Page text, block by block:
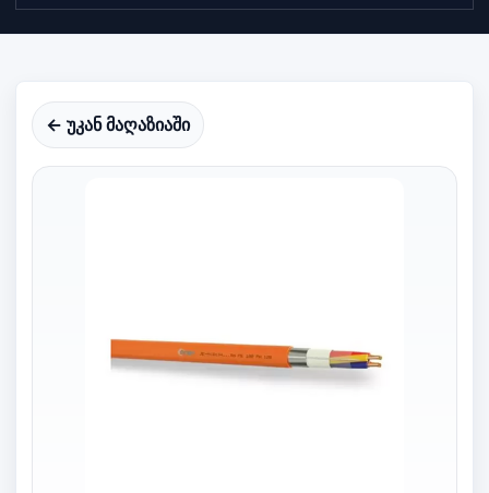
← უკან მაღაზიაში